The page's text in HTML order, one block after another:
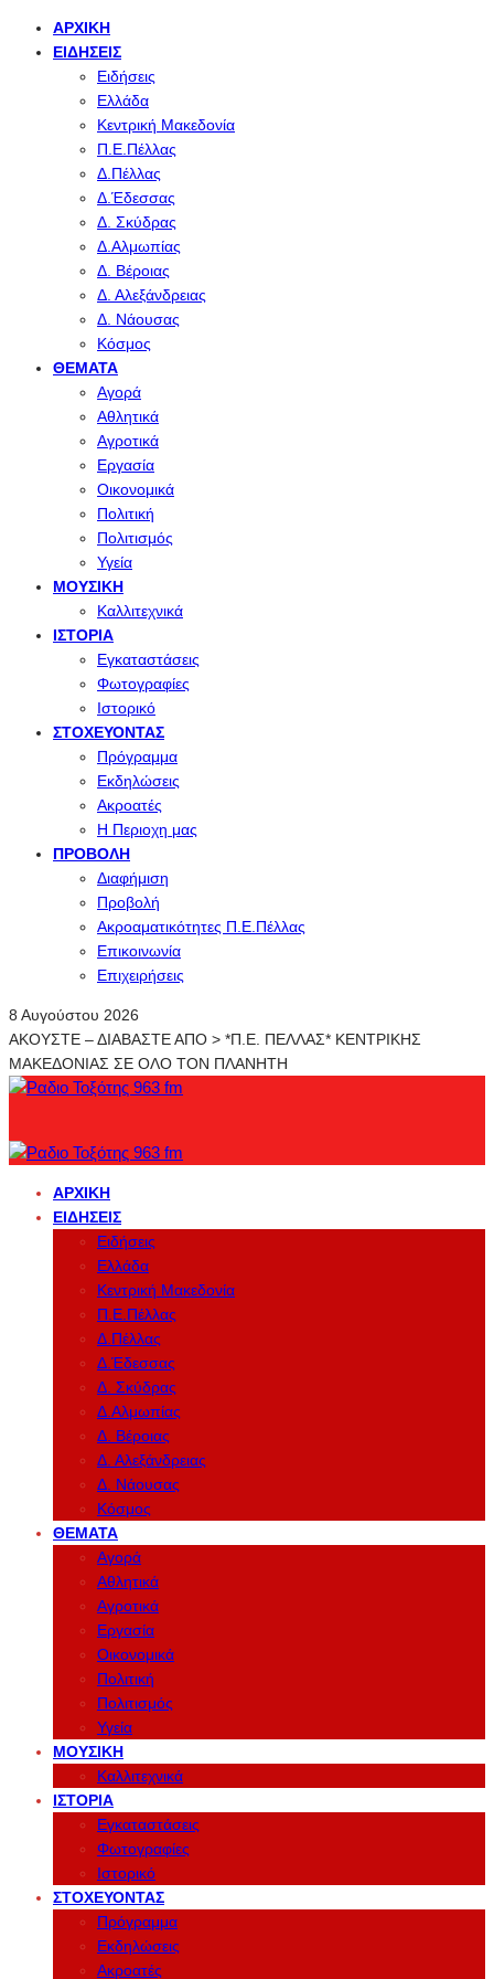
ΑΡΧΙΚΉ
ΕΙΔΉΣΕΙΣ
Ειδήσεις
Ελλάδα
Κεντρική Μακεδονία
Π.Ε.Πέλλας
Δ.Πέλλας
Δ.Έδεσσας
Δ. Σκύδρας
Δ.Αλμωπίας
Δ. Βέροιας
Δ. Αλεξάνδρειας
Δ. Νάουσας
Κόσμος
ΘΈΜΑΤΑ
Αγορά
Αθλητικά
Αγροτικά
Εργασία
Οικονομικά
Πολιτική
Πολιτισμός
Υγεία
ΜΟΥΣΙΚΉ
Καλλιτεχνικά
ΙΣΤΟΡΊΑ
Εγκαταστάσεις
Φωτογραφίες
Ιστορικό
ΣΤΟΧΕΎΟΝΤΑΣ
Πρόγραμμα
Εκδηλώσεις
Ακροατές
Η Περιοχη μας
ΠΡΟΒΟΛΉ
Διαφήμιση
Προβολή
Ακροαματικότητες Π.Ε.Πέλλας
Επικοινωνία
Επιχειρήσεις
8 Αυγούστου 2026
ΑΚΟΥΣΤΕ – ΔΙΑΒΑΣΤΕ ΑΠΟ > *Π.Ε. ΠΕΛΛΑΣ* ΚΕΝΤΡΙΚΗΣ
ΜΑΚΕΔΟΝΙΑΣ ΣΕ ΟΛΟ ΤΟΝ ΠΛΑΝΗΤΗ
ΑΡΧΙΚΉ
ΕΙΔΉΣΕΙΣ
Ειδήσεις
Ελλάδα
Κεντρική Μακεδονία
Π.Ε.Πέλλας
Δ.Πέλλας
Δ.Έδεσσας
Δ. Σκύδρας
Δ.Αλμωπίας
Δ. Βέροιας
Δ. Αλεξάνδρειας
Δ. Νάουσας
Κόσμος
ΘΈΜΑΤΑ
Αγορά
Αθλητικά
Αγροτικά
Εργασία
Οικονομικά
Πολιτική
Πολιτισμός
Υγεία
ΜΟΥΣΙΚΉ
Καλλιτεχνικά
ΙΣΤΟΡΊΑ
Εγκαταστάσεις
Φωτογραφίες
Ιστορικό
ΣΤΟΧΕΎΟΝΤΑΣ
Πρόγραμμα
Εκδηλώσεις
Ακροατές